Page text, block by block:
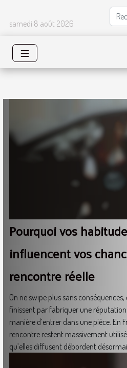
samedi 8 août 2026
Pourquoi vos
influencent vos
rencontre réelle
On ne swipe plus sans
finissent par fabriquer une
manière d’entrer dans une pièce. En
rencontre restent massivement
qu’elles diffusent débordent